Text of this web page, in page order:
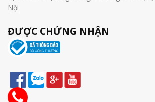
Nội
ĐƯỢC CHỨNG NHẬN